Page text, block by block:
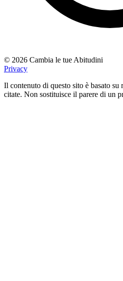
© 2026 Cambia le tue Abitudini
Privacy
Il contenuto di questo sito è basato
citate. Non sostituisce il parere di un